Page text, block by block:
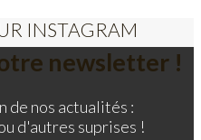
INSTAGRAM
newsletter !
de nos actualités :
d'autres suprises !